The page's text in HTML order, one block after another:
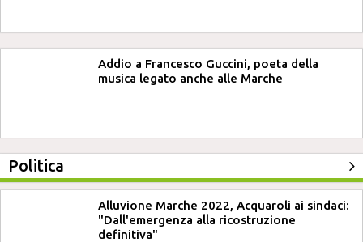
Addio a Francesco Guccini, poeta della
musica legato anche alle Marche
Politica
Alluvione Marche 2022, Acquaroli ai sindaci:
"Dall'emergenza alla ricostruzione
definitiva"